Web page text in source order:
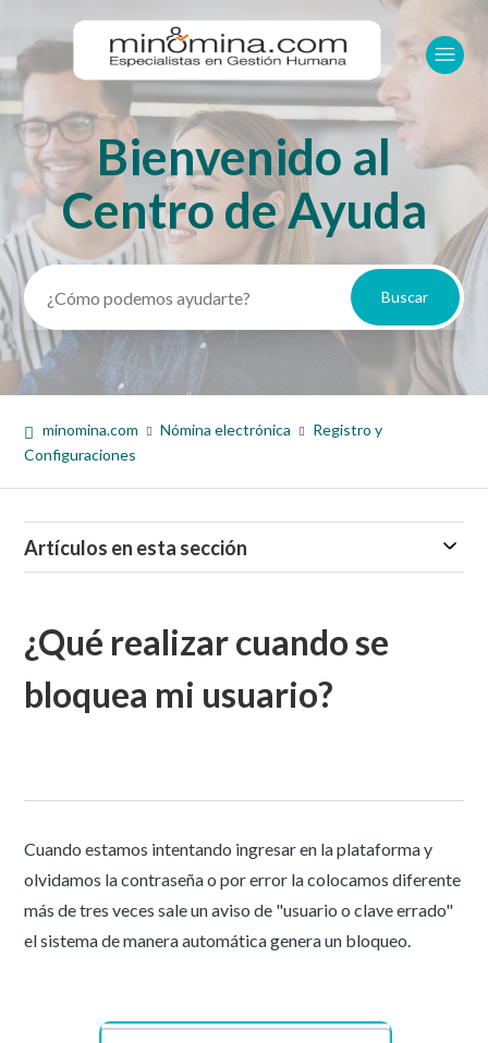
BúsquedaBienvenido al
Centro de Ayuda
minomina.com Nómina electrónica
Registro y
Configuraciones
Artículos en esta sección
¿Qué realizar cuando se
bloquea mi usuario?
Cuando estamos intentando ingresar en la plataforma y
olvidamos la contraseña o por error la colocamos diferente
más de tres veces sale un aviso de "usuario o clave errado"
el sistema de manera automática genera un bloqueo.